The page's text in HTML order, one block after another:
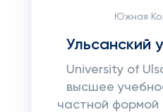
Южная
Ульсанский
University of
высшее
частной формой